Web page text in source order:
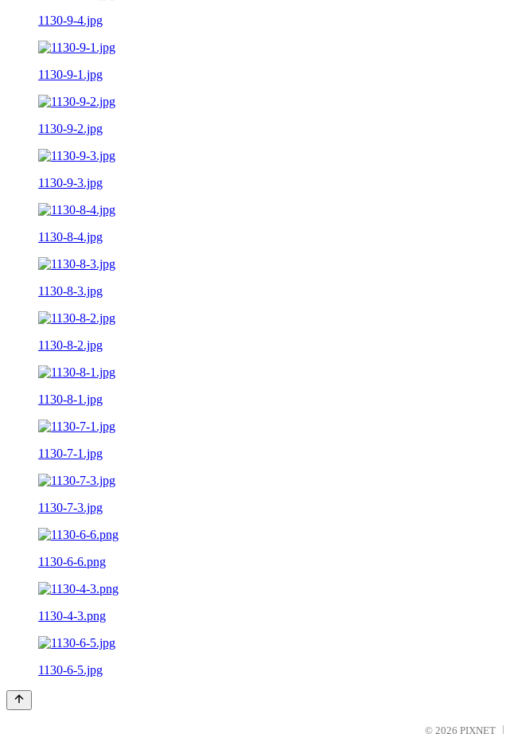
1130-9-4.jpg
1130-9-1.jpg
1130-9-2.jpg
1130-9-3.jpg
1130-8-4.jpg
1130-8-3.jpg
1130-8-2.jpg
1130-8-1.jpg
1130-7-1.jpg
1130-7-3.jpg
1130-6-6.png
1130-4-3.png
1130-6-5.jpg
© 2026 PIXNET